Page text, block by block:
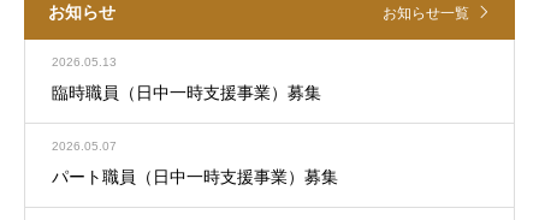
お知らせ お知らせ一覧
2026.05.13
臨時職員（日中一時支援事業）募集
2026.05.07
パート職員（日中一時支援事業）募集